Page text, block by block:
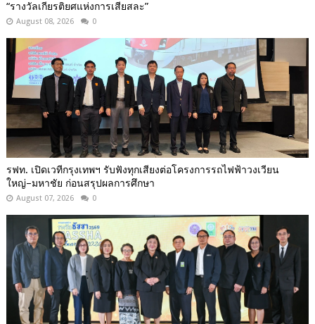
“รางวัลเกียรติยศแห่งการเสียสละ”
August 08, 2026 0
รฟท. เปิดเวทีกรุงเทพฯ รับฟังทุกเสียงต่อโครงการรถไฟฟ้าวงเวียน
ใหญ่–มหาชัย ก่อนสรุปผลการศึกษา
August 07, 2026 0